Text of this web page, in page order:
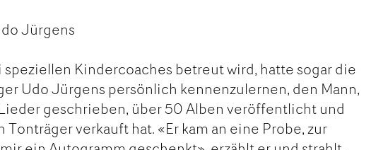
Jürgens
speziellen Kindercoaches betreut wird, hatte sogar die
Udo Jürgens persönlich kennenzulernen, den Mann,
geschrieben, über 50 Alben veröffentlicht und
verkauft hat. «Er kam an eine Probe, zur